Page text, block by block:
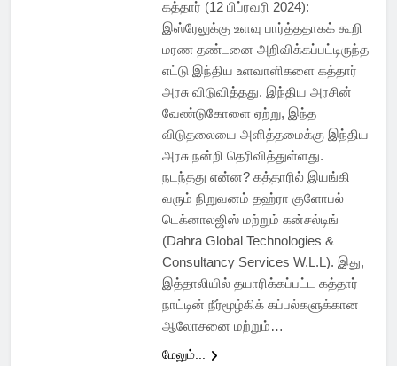
கத்தார் (12 பிப்ரவரி 2024):
இஸ்ரேலுக்கு உளவு பார்த்ததாகக் கூறி
மரண தண்டனை அறிவிக்கப்பட்டிருந்த
எட்டு இந்திய உளவாளிகளை கத்தார்
அரசு விடுவித்தது. இந்திய அரசின்
வேண்டுகோளை ஏற்று, இந்த
விடுதலையை அளித்தமைக்கு இந்திய
அரசு நன்றி தெரிவித்துள்ளது.
நடந்தது என்ன? கத்தாரில் இயங்கி
வரும் நிறுவனம் தஹ்ரா குளோபல்
டெக்னாலஜிஸ் மற்றும் கன்சல்டிங்
(Dahra Global Technologies &
Consultancy Services W.L.L). இது,
இத்தாலியில் தயாரிக்கப்பட்ட கத்தார்
நாட்டின் நீர்மூழ்கிக் கப்பல்களுக்கான
ஆலோசனை மற்றும்…
மேலும்...